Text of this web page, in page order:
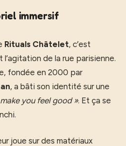
immersif
Rituals Châtelet, c’est
de la rue parisienne.
fondée en 2000 par
, a bâti son identité sur une
you feel good ». Et ça se
joue sur des matériaux